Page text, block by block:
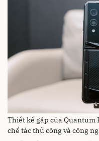
Thiết kế gập của
chế tác thủ công và công